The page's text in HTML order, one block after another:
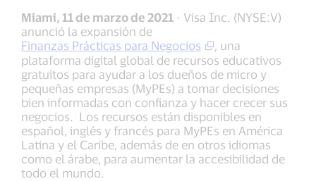
Miami, 11 de marzo de 2021 - Visa Inc. (NYSE:V)
anunció la expansión de
Finanzas Prácticas para Negocios
, una
plataforma digital global de recursos educativos
gratuitos para ayudar a los dueños de micro y
pequeñas empresas (MyPEs) a tomar decisiones
bien informadas con confianza y hacer crecer sus
negocios. Los recursos están disponibles en
español, inglés y francés para MyPEs en América
Latina y el Caribe, además de en otros idiomas
como el árabe, para aumentar la accesibilidad de
todo el mundo.